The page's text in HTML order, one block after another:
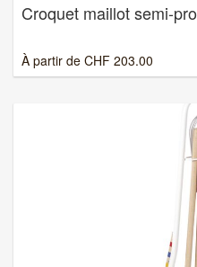
Croquet maillot semi-pro
À partir de CHF 203.00